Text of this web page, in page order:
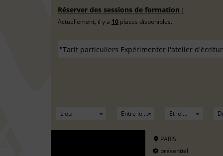
Réserver des sessions de formation :
Actuellement, il y a 10 places disponibles.
PARIS
présentiel